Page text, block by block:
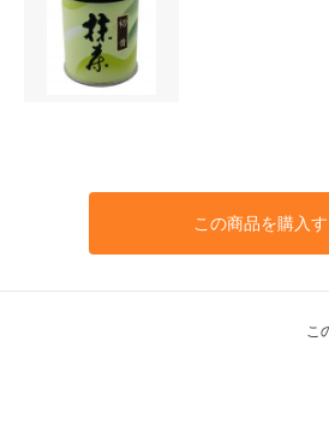
この商品を購入
こ